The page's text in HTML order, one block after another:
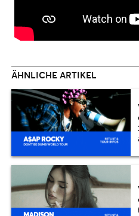
ÄHNLICHE ARTIKEL